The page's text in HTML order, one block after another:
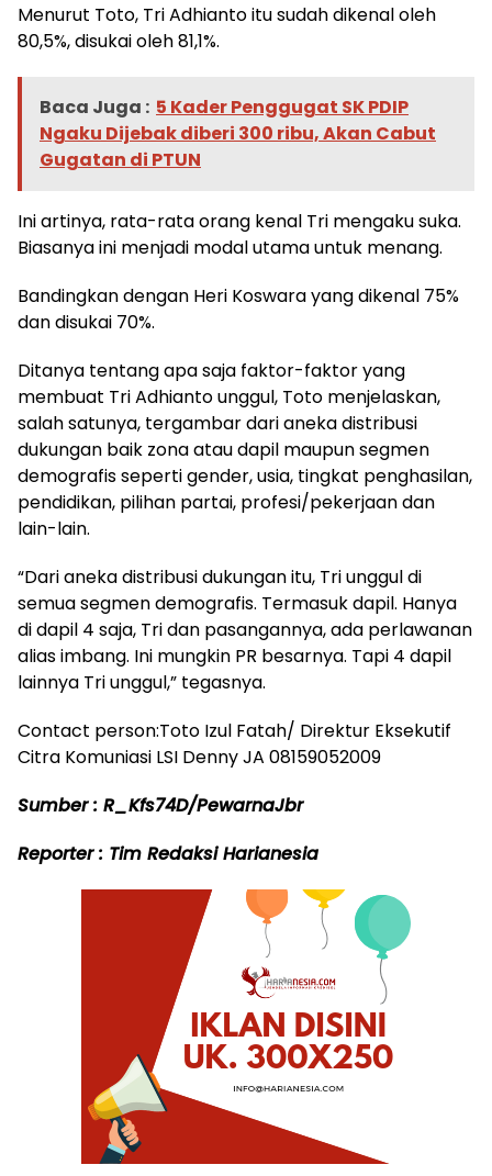
Menurut Toto, Tri Adhianto itu sudah dikenal oleh
80,5%, disukai oleh 81,1%.
Baca Juga : 5 Kader Penggugat SK PDIP
Ngaku Dijebak diberi 300 ribu, Akan Cabut
Gugatan di PTUN
Ini artinya, rata-rata orang kenal Tri mengaku suka.
Biasanya ini menjadi modal utama untuk menang.
Bandingkan dengan Heri Koswara yang dikenal 75%
dan disukai 70%.
Ditanya tentang apa saja faktor-faktor yang
membuat Tri Adhianto unggul, Toto menjelaskan,
salah satunya, tergambar dari aneka distribusi
dukungan baik zona atau dapil maupun segmen
demografis seperti gender, usia, tingkat penghasilan,
pendidikan, pilihan partai, profesi/pekerjaan dan
lain-lain.
“Dari aneka distribusi dukungan itu, Tri unggul di
semua segmen demografis. Termasuk dapil. Hanya
di dapil 4 saja, Tri dan pasangannya, ada perlawanan
alias imbang. Ini mungkin PR besarnya. Tapi 4 dapil
lainnya Tri unggul,” tegasnya.
Contact person:Toto Izul Fatah/ Direktur Eksekutif
Citra Komuniasi LSI Denny JA 08159052009
Sumber : R_Kfs74D/PewarnaJbr
Reporter : Tim Redaksi Harianesia